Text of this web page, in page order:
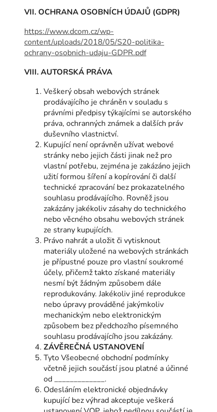
VII. OCHRANA OSOBNÍCH ÚDAJŮ (GDPR)
https://www.dcom.cz/wp-
content/uploads/2018/05/S20-politika-
ochrany-osobnich-udaju-GDPR.pdf
VIII. AUTORSKÁ PRÁVA
Veškerý obsah webových stránek
prodávajícího je chráněn v souladu s
právními předpisy týkajícími se autorského
práva, ochranných známek a dalších práv
duševního vlastnictví.
Kupující není oprávněn užívat webové
stránky nebo jejich části jinak než pro
vlastní potřebu, zejména je zakázáno jejich
užití formou šíření a kopírování či další
technické zpracování bez prokazatelného
souhlasu prodávajícího. Rovněž jsou
zakázány jakékoliv zásahy do technického
nebo věcného obsahu webových stránek
ze strany kupujících.
Právo nahrát a uložit či vytisknout
materiály uložené na webových stránkách
je přípustné pouze pro vlastní soukromé
účely, přičemž takto získané materiály
nesmí být žádným způsobem dále
reprodukovány. Jakékoliv jiné reprodukce
nebo úpravy prováděné jakýmkoliv
mechanickým nebo elektronickým
způsobem bez předchozího písemného
souhlasu prodávajícího jsou zakázány.
ZÁVĚREČNÁ USTANOVENÍ
Tyto Všeobecné obchodní podmínky
včetně jejich součástí jsou platné a účinné
od _____________.
Odesláním elektronické objednávky
kupující bez výhrad akceptuje veškerá